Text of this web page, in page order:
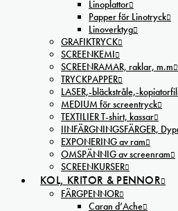
Linoplattor
Papper för Linotryck
Linoverktyg
GRAFIKTRYCK
SCREENKEMI
SCREENRAMAR, raklar, m.m
TRYCKPAPPER
LASER,-bläckstråle,-
MEDIUM för screentryck
TEXTILIER T-shirt, kassar
IINFÄRGNINGSFÄRGER,
EXPONERING av ram
OMSPÄNNIG av screenram
SCREENKURSER
KOL, KRITOR & PENNOR
FÄRGPENNOR
Caran d’Ache